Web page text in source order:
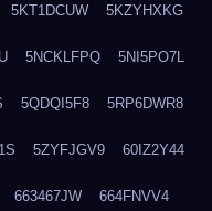
5KT1DCUW 5KZYHXKG
5NCKLFPQ 5NI5PO7L
5QDQI5F8 5RP6DWR8
5ZYFJGV9 60IZ2Y44
663467JW 664FNVV4